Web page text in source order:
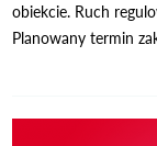
obiekcie. Ruch
Planowany termin